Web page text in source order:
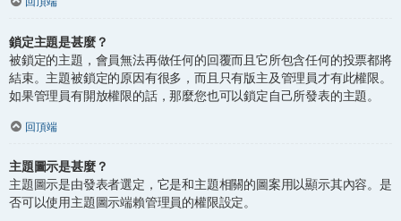
鎖定主題是甚麼？
被鎖定的主題，會員無法再做任何的回覆而且它所包含任何的投票都將
結束。主題被鎖定的原因有很多，而且只有版主及管理員才有此權限。
如果管理員有開放權限的話，那麼您也可以鎖定自己所發表的主題。
回頂端
主題圖示是甚麼？
主題圖示是由發表者選定，它是和主題相關的圖案用以顯示其內容。是
否可以使用主題圖示端賴管理員的權限設定。